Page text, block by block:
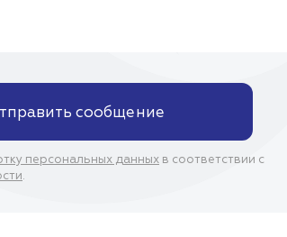
сообщение
персональных данных в соответствии с
.